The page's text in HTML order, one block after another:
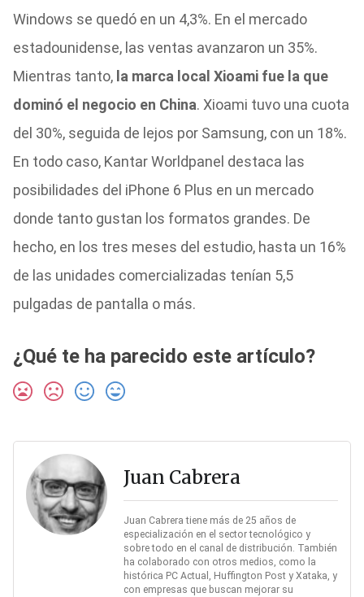
Windows se quedó en un 4,3%. En el mercado
estadounidense, las ventas avanzaron un 35%.
Mientras tanto, la marca local Xioami fue la que
dominó el negocio en China. Xioami tuvo una cuota
del 30%, seguida de lejos por Samsung, con un 18%.
En todo caso, Kantar Worldpanel destaca las
posibilidades del iPhone 6 Plus en un mercado
donde tanto gustan los formatos grandes. De
hecho, en los tres meses del estudio, hasta un 16%
de las unidades comercializadas tenían 5,5
pulgadas de pantalla o más.
¿Qué te ha parecido este artículo?
Juan Cabrera
Juan Cabrera tiene más de 25 años de
especialización en el sector tecnológico y
sobre todo en el canal de distribución. También
ha colaborado con otros medios, como la
histórica PC Actual, Huffington Post y Xataka, y
con empresas que buscan mejorar su